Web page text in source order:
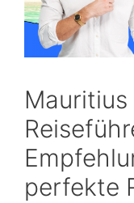
perfekte